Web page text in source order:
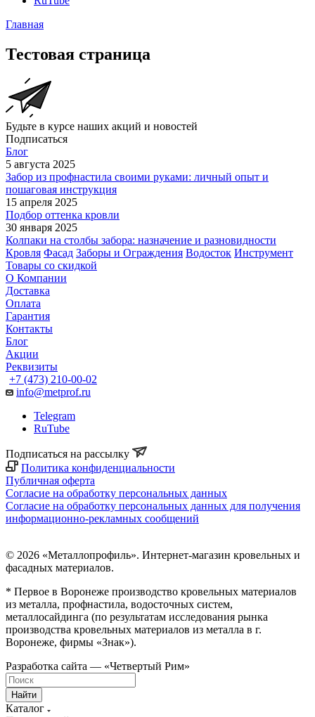
Главная
Тестовая страница
Будьте в курсе наших акций и новостей
Подписаться
Блог
5 августа 2025
Забор из профнастила своими руками: личный опыт и
пошаговая инструкция
15 апреля 2025
Подбор оттенка кровли
30 января 2025
Колпаки на столбы забора: назначение и разновидности
Кровля Фасад Заборы и Ограждения Водосток Инструмент
Товары со скидкой
О Компании
Доставка
Оплата
Гарантия
Контакты
Блог
Акции
Реквизиты
+7 (473) 210-00-02
info@metprof.ru
Telegram
RuTube
Подписаться на рассылку
Политика конфиденциальности
Публичная оферта
Согласие на обработку персональных данных
Согласие на обработку персональных данных для получения
информационно-рекламных сообщений
© 2026 «Металлопрофиль». Интернет-магазин кровельных и
фасадных материалов.
* Первое в Воронеже производство кровельных материалов
из металла, профнастила, водосточных систем,
металлосайдинга (по результатам исследования рынка
производства кровельных материалов из металла в г.
Воронеже, фирмы «Знак»).
Разработка сайта — «Четвертый Рим»
Найти
Каталог